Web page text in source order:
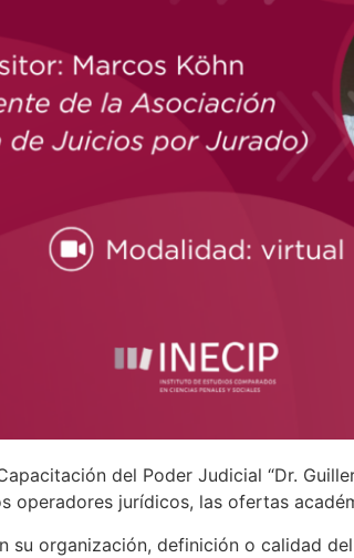
del Poder Judicial “Dr.
operadores jurídicos, las ofertas
su organización, definición o calidad